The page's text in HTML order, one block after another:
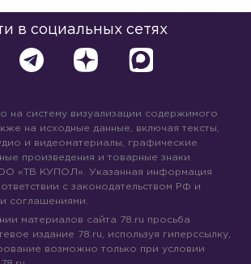
в социальных сетях
на систему визуализации содержимого
на исходные данные, включая тексты,
и видеоматериалы, графические
произведения и товарные знаки
«ТВ КУПОЛ». Указанная информация
с законодательством РФ и
соглашениями.
материалов сайта 78.ru просьба
издание 78.ru, используя гиперссылку,
возможно только при условии